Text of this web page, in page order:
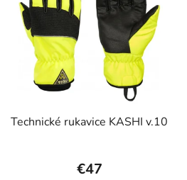
Technické rukavice KASHI v.10
€47